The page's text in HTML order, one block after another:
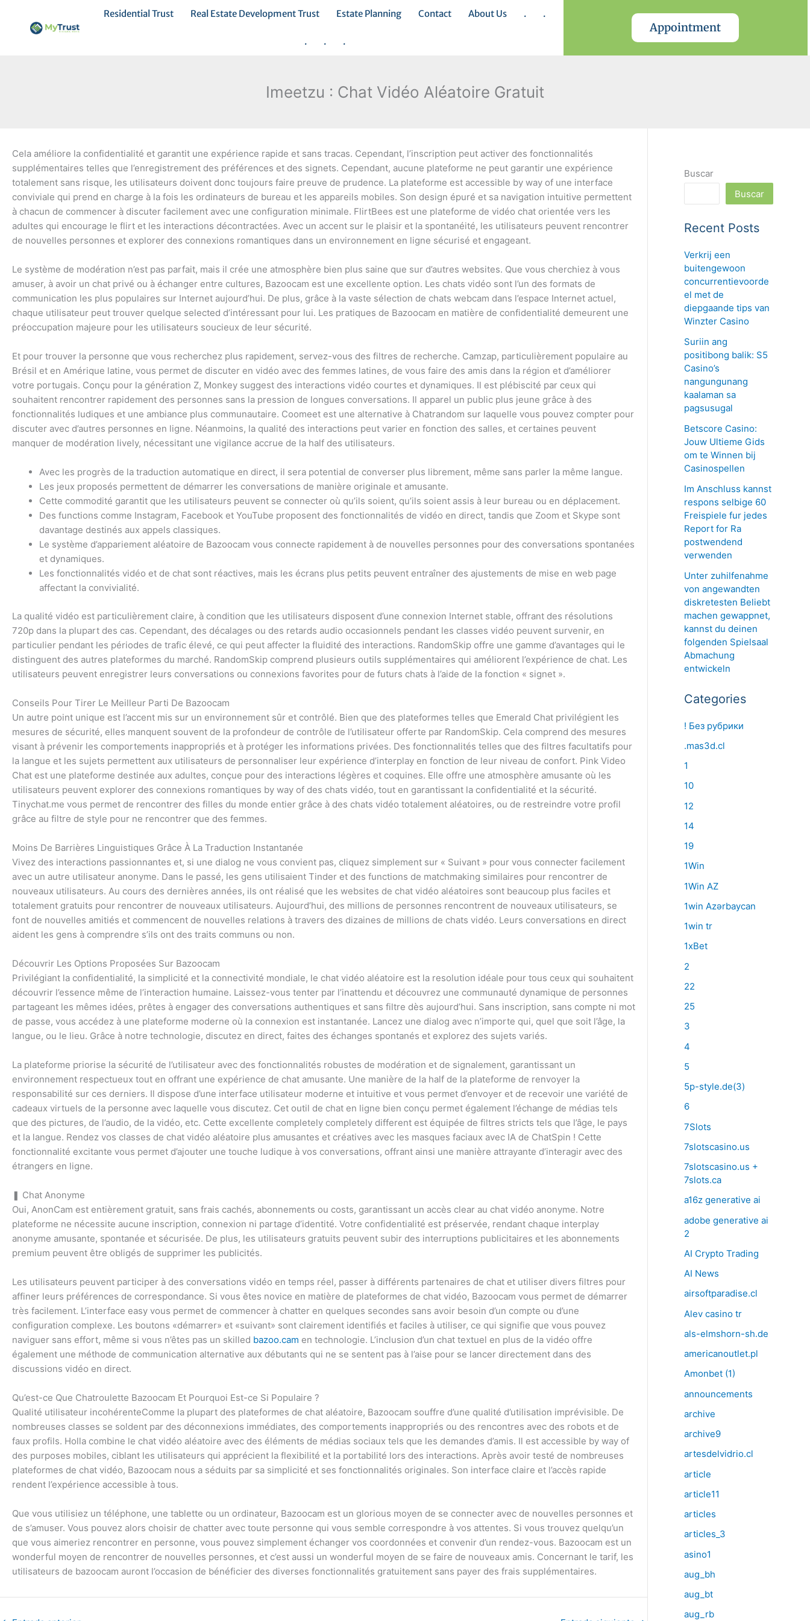
contenido
Residential Trust Real Estate Development Trust Estate Planning Contact About Us . .
. . .
Appointment
Imeetzu : Chat Vidéo Aléatoire Gratuit
Cela améliore la confidentialité et garantit une expérience rapide et sans tracas. Cependant, l’inscription peut activer des fonctionnalités
supplémentaires telles que l’enregistrement des préférences et des signets. Cependant, aucune plateforme ne peut garantir une expérience
totalement sans risque, les utilisateurs doivent donc toujours faire preuve de prudence. La plateforme est accessible by way of une interface
conviviale qui prend en charge à la fois les ordinateurs de bureau et les appareils mobiles. Son design épuré et sa navigation intuitive permettent
à chacun de commencer à discuter facilement avec une configuration minimale. FlirtBees est une plateforme de vidéo chat orientée vers les
adultes qui encourage le flirt et les interactions décontractées. Avec un accent sur le plaisir et la spontanéité, les utilisateurs peuvent rencontrer
de nouvelles personnes et explorer des connexions romantiques dans un environnement en ligne sécurisé et engageant.
Le système de modération n’est pas parfait, mais il crée une atmosphère bien plus saine que sur d’autres websites. Que vous cherchiez à vous
amuser, à avoir un chat privé ou à échanger entre cultures, Bazoocam est une excellente option. Les chats vidéo sont l’un des formats de
communication les plus populaires sur Internet aujourd’hui. De plus, grâce à la vaste sélection de chats webcam dans l’espace Internet actuel,
chaque utilisateur peut trouver quelque selected d’intéressant pour lui. Les pratiques de Bazoocam en matière de confidentialité demeurent une
préoccupation majeure pour les utilisateurs soucieux de leur sécurité.
Et pour trouver la personne que vous recherchez plus rapidement, servez-vous des filtres de recherche. Camzap, particulièrement populaire au
Brésil et en Amérique latine, vous permet de discuter en vidéo avec des femmes latines, de vous faire des amis dans la région et d’améliorer
votre portugais. Conçu pour la génération Z, Monkey suggest des interactions vidéo courtes et dynamiques. Il est plébiscité par ceux qui
souhaitent rencontrer rapidement des personnes sans la pression de longues conversations. Il apparel un public plus jeune grâce à des
fonctionnalités ludiques et une ambiance plus communautaire. Coomeet est une alternative à Chatrandom sur laquelle vous pouvez compter pour
discuter avec d’autres personnes en ligne. Néanmoins, la qualité des interactions peut varier en fonction des salles, et certaines peuvent
manquer de modération lively, nécessitant une vigilance accrue de la half des utilisateurs.
Avec les progrès de la traduction automatique en direct, il sera potential de converser plus librement, même sans parler la même langue.
Les jeux proposés permettent de démarrer les conversations de manière originale et amusante.
Cette commodité garantit que les utilisateurs peuvent se connecter où qu’ils soient, qu’ils soient assis à leur bureau ou en déplacement.
Des functions comme Instagram, Facebook et YouTube proposent des fonctionnalités de vidéo en direct, tandis que Zoom et Skype sont
davantage destinés aux appels classiques.
Le système d’appariement aléatoire de Bazoocam vous connecte rapidement à de nouvelles personnes pour des conversations spontanées
et dynamiques.
Les fonctionnalités vidéo et de chat sont réactives, mais les écrans plus petits peuvent entraîner des ajustements de mise en web page
affectant la convivialité.
La qualité vidéo est particulièrement claire, à condition que les utilisateurs disposent d’une connexion Internet stable, offrant des résolutions
720p dans la plupart des cas. Cependant, des décalages ou des retards audio occasionnels pendant les classes vidéo peuvent survenir, en
particulier pendant les périodes de trafic élevé, ce qui peut affecter la fluidité des interactions. RandomSkip offre une gamme d’avantages qui le
distinguent des autres plateformes du marché. RandomSkip comprend plusieurs outils supplémentaires qui améliorent l’expérience de chat. Les
utilisateurs peuvent enregistrer leurs conversations ou connexions favorites pour de futurs chats à l’aide de la fonction « signet ».
Conseils Pour Tirer Le Meilleur Parti De Bazoocam
Un autre point unique est l’accent mis sur un environnement sûr et contrôlé. Bien que des plateformes telles que Emerald Chat privilégient les
mesures de sécurité, elles manquent souvent de la profondeur de contrôle de l’utilisateur offerte par RandomSkip. Cela comprend des mesures
visant à prévenir les comportements inappropriés et à protéger les informations privées. Des fonctionnalités telles que des filtres facultatifs pour
la langue et les sujets permettent aux utilisateurs de personnaliser leur expérience d’interplay en fonction de leur niveau de confort. Pink Video
Chat est une plateforme destinée aux adultes, conçue pour des interactions légères et coquines. Elle offre une atmosphère amusante où les
utilisateurs peuvent explorer des connexions romantiques by way of des chats vidéo, tout en garantissant la confidentialité et la sécurité.
Tinychat.me vous permet de rencontrer des filles du monde entier grâce à des chats vidéo totalement aléatoires, ou de restreindre votre profil
grâce au filtre de style pour ne rencontrer que des femmes.
Moins De Barrières Linguistiques Grâce À La Traduction Instantanée
Vivez des interactions passionnantes et, si une dialog ne vous convient pas, cliquez simplement sur « Suivant » pour vous connecter facilement
avec un autre utilisateur anonyme. Dans le passé, les gens utilisaient Tinder et des functions de matchmaking similaires pour rencontrer de
nouveaux utilisateurs. Au cours des dernières années, ils ont réalisé que les websites de chat vidéo aléatoires sont beaucoup plus faciles et
totalement gratuits pour rencontrer de nouveaux utilisateurs. Aujourd’hui, des millions de personnes rencontrent de nouveaux utilisateurs, se
font de nouvelles amitiés et commencent de nouvelles relations à travers des dizaines de millions de chats vidéo. Leurs conversations en direct
aident les gens à comprendre s’ils ont des traits communs ou non.
Découvrir Les Options Proposées Sur Bazoocam
Privilégiant la confidentialité, la simplicité et la connectivité mondiale, le chat vidéo aléatoire est la resolution idéale pour tous ceux qui souhaitent
découvrir l’essence même de l’interaction humaine. Laissez-vous tenter par l’inattendu et découvrez une communauté dynamique de personnes
partageant les mêmes idées, prêtes à engager des conversations authentiques et sans filtre dès aujourd’hui. Sans inscription, sans compte ni mot
de passe, vous accédez à une plateforme moderne où la connexion est instantanée. Lancez une dialog avec n’importe qui, quel que soit l’âge, la
langue, ou le lieu. Grâce à notre technologie, discutez en direct, faites des échanges spontanés et explorez des sujets variés.
La plateforme priorise la sécurité de l’utilisateur avec des fonctionnalités robustes de modération et de signalement, garantissant un
environnement respectueux tout en offrant une expérience de chat amusante. Une manière de la half de la plateforme de renvoyer la
responsabilité sur ces derniers. Il dispose d’une interface utilisateur moderne et intuitive et vous permet d’envoyer et de recevoir une variété de
cadeaux virtuels de la personne avec laquelle vous discutez. Cet outil de chat en ligne bien conçu permet également l’échange de médias tels
que des pictures, de l’audio, de la vidéo, etc. Cette excellente completely completely different est équipée de filtres stricts tels que l’âge, le pays
et la langue. Rendez vos classes de chat vidéo aléatoire plus amusantes et créatives avec les masques faciaux avec IA de ChatSpin ! Cette
fonctionnalité excitante vous permet d’ajouter une touche ludique à vos conversations, offrant ainsi une manière attrayante d’interagir avec des
étrangers en ligne.
❚ Chat Anonyme
Oui, AnonCam est entièrement gratuit, sans frais cachés, abonnements ou costs, garantissant un accès clear au chat vidéo anonyme. Notre
plateforme ne nécessite aucune inscription, connexion ni partage d’identité. Votre confidentialité est préservée, rendant chaque interplay
anonyme amusante, spontanée et sécurisée. De plus, les utilisateurs gratuits peuvent subir des interruptions publicitaires et les abonnements
premium peuvent être obligés de supprimer les publicités.
Les utilisateurs peuvent participer à des conversations vidéo en temps réel, passer à différents partenaires de chat et utiliser divers filtres pour
affiner leurs préférences de correspondance. Si vous êtes novice en matière de plateformes de chat vidéo, Bazoocam vous permet de démarrer
très facilement. L’interface easy vous permet de commencer à chatter en quelques secondes sans avoir besoin d’un compte ou d’une
configuration complexe. Les boutons «démarrer» et «suivant» sont clairement identifiés et faciles à utiliser, ce qui signifie que vous pouvez
naviguer sans effort, même si vous n’êtes pas un skilled bazoo.cam en technologie. L’inclusion d’un chat textuel en plus de la vidéo offre
également une méthode de communication alternative aux débutants qui ne se sentent pas à l’aise pour se lancer directement dans des
discussions vidéo en direct.
Qu’est-ce Que Chatroulette Bazoocam Et Pourquoi Est-ce Si Populaire ?
Qualité utilisateur incohérenteComme la plupart des plateformes de chat aléatoire, Bazoocam souffre d’une qualité d’utilisation imprévisible. De
nombreuses classes se soldent par des déconnexions immédiates, des comportements inappropriés ou des rencontres avec des robots et de
faux profils. Holla combine le chat vidéo aléatoire avec des éléments de médias sociaux tels que les demandes d’amis. Il est accessible by way of
des purposes mobiles, ciblant les utilisateurs qui apprécient la flexibilité et la portabilité lors des interactions. Après avoir testé de nombreuses
plateformes de chat vidéo, Bazoocam nous a séduits par sa simplicité et ses fonctionnalités originales. Son interface claire et l’accès rapide
rendent l’expérience accessible à tous.
Que vous utilisiez un téléphone, une tablette ou un ordinateur, Bazoocam est un glorious moyen de se connecter avec de nouvelles personnes et
de s’amuser. Vous pouvez alors choisir de chatter avec toute personne qui vous semble correspondre à vos attentes. Si vous trouvez quelqu’un
que vous aimeriez rencontrer en personne, vous pouvez simplement échanger vos coordonnées et convenir d’un rendez-vous. Bazoocam est un
wonderful moyen de rencontrer de nouvelles personnes, et c’est aussi un wonderful moyen de se faire de nouveaux amis. Concernant le tarif, les
utilisateurs de bazoocam auront l’occasion de bénéficier des diverses fonctionnalités gratuitement sans payer des frais supplémentaires.
Buscar
Buscar
Recent Posts
Verkrij een
buitengewoon
concurrentievoorde
el met de
diepgaande tips van
Winzter Casino
Suriin ang
positibong balik: S5
Casino’s
nangungunang
kaalaman sa
pagsusugal
Betscore Casino:
Jouw Ultieme Gids
om te Winnen bij
Casinospellen
Im Anschluss kannst
respons selbige 60
Freispiele fur jedes
Report for Ra
postwendend
verwenden
Unter zuhilfenahme
von angewandten
diskretesten Beliebt
machen gewappnet,
kannst du deinen
folgenden Spielsaal
Abmachung
entwickeln
Categories
! Без рубрики
.mas3d.cl
1
10
12
14
19
1Win
1Win AZ
1win Azərbaycan
1win tr
1xBet
2
22
25
3
4
5
5p-style.de(3)
6
7Slots
7slotscasino.us
7slotscasino.us +
7slots.ca
a16z generative ai
adobe generative ai
2
AI Crypto Trading
AI News
airsoftparadise.cl
Alev casino tr
als-elmshorn-sh.de
americanoutlet.pl
Amonbet (1)
announcements
archive
archive9
artesdelvidrio.cl
article
article11
articles
articles_3
asino1
aug_bh
aug_bt
aug_rb